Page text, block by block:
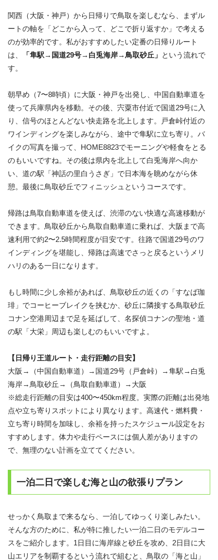
関西（大阪・神戸）から日帰りで鳥取を楽しむなら、まずル
ートの軸を「どこから入って、どこで折り返すか」で考える
のが効率的です。私がおすすめしたい定番の日帰りルート
は、
「隼駅→国道29号→白兎海岸→鳥取砂丘」 という流れで
す。
朝早め（7〜8時頃）に大阪・神戸を出発し、中国自動車道を
使って兵庫県内を移動。その後、宍粟市付近で国道29号に入
り、信号のほとんどない快走路を北上します。戸倉峠付近の
ワインディングを楽しみながら、途中で隼駅に立ち寄り。バ
イクの写真を撮って、HOME8823でモーニングや軽食をとる
のもいいですね。その後は県内を北上して白兎海岸へ向か
い、道の駅「神話の里白うさぎ」で日本海を眺めながら休
憩。最後に鳥取砂丘でフィニッシュというコースです。
帰路は鳥取自動車道を使えば、渋滞のない快適な高速移動が
できます。鳥取砂丘から鳥取自動車道に乗れば、大阪まで高
速利用で約2〜2.5時間程度が目安です。往路で国道29号のワ
インディングを堪能し、帰路は高速でさっと戻るというメリ
ハリのある一日になります。
もし時間に少し余裕があれば、鳥取砂丘の近くの「すなば珈
琲」でコーヒーブレイクを挟むか、砂丘に隣接する鳥取砂丘
コナン空港周辺まで足を延ばして、名探偵コナンの聖地・道
の駅「大栄」周辺も楽しむのもいいですよ。
【日帰り王道ルート・走行距離の目安】
大阪→（中国自動車道）→国道29号（戸倉峠）→隼駅→白兎
海岸→鳥取砂丘→（鳥取自動車道）→大阪
※総走行距離の目安は400〜450km程度。実際の距離は出発地
点や立ち寄りスポットにより異なります。高速代・燃料費・
立ち寄り時間を加味し、余裕を持ったスケジュール設定をお
すすめします。体力や走行ペースには個人差がありますの
で、無理のない計画を立ててください。
一泊二日で楽しむ海と山の欲張りプラン
せっかく鳥取まで来るなら、一泊してゆっくり楽しみたい。
そんな方のために、私が特に推したい一泊二日のモデルコー
スをご紹介します。1日目に海岸線と砂丘を攻め、2日目に大
山エリアを制覇するという流れで組むと、鳥取の「海と山」